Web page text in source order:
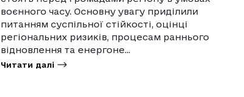
воєнного часу. Основну увагу приділили
питанням суспільної стійкості, оцінці
регіональних ризиків, процесам раннього
відновлення та енергоне...
Читати далі